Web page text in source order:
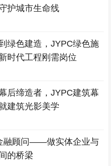
护城市生命线
绿色建造，JYPC绿色施
时代工程刚需岗位
后缔造者，JYPC建筑幕
建筑光影美学
融顾问——做实体企业与
的桥梁